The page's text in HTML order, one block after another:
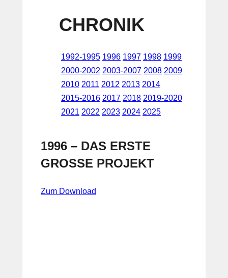
CHRONIK
1992-1995 1996 1997 1998 1999
2000-2002 2003-2007 2008 2009
2010 2011 2012 2013 2014
2015-2016 2017 2018 2019-2020
2021 2022 2023 2024 2025
1996 – DAS ERSTE
GROSSE PROJEKT
Zum Download